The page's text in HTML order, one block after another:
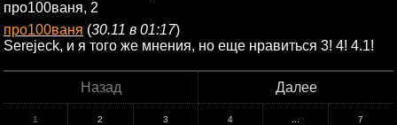
про100ваня, 2
про100ваня (30.11 в 01:17)
Serejeck, и я того же мнения, но еще нравиться 3! 4! 4.1!
Назад Далее
1 2 3 4 7